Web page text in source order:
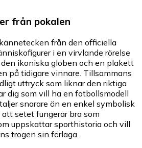
från pokalen
från den officiella
i en virvlande rörelse
ikoniska globen och en plakett
på tidigare vinnare. Tillsammans
uttryck som liknar den riktiga
dig som vill ha en fotbollsmodell
snarare än en enkel symbolisk
setet fungerar bra som
uppskattar sporthistoria och vill
trogen sin förlaga.